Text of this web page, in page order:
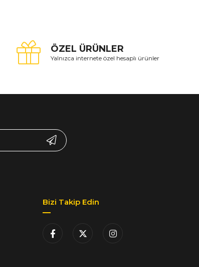
ÖZEL ÜRÜNLER
Yalnızca internete özel hesaplı ürünler
Bizi Takip Edin